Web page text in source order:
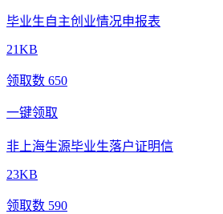
毕业生自主创业情况申报表
21KB
领取数 650
一键领取
非上海生源毕业生落户证明信
23KB
领取数 590